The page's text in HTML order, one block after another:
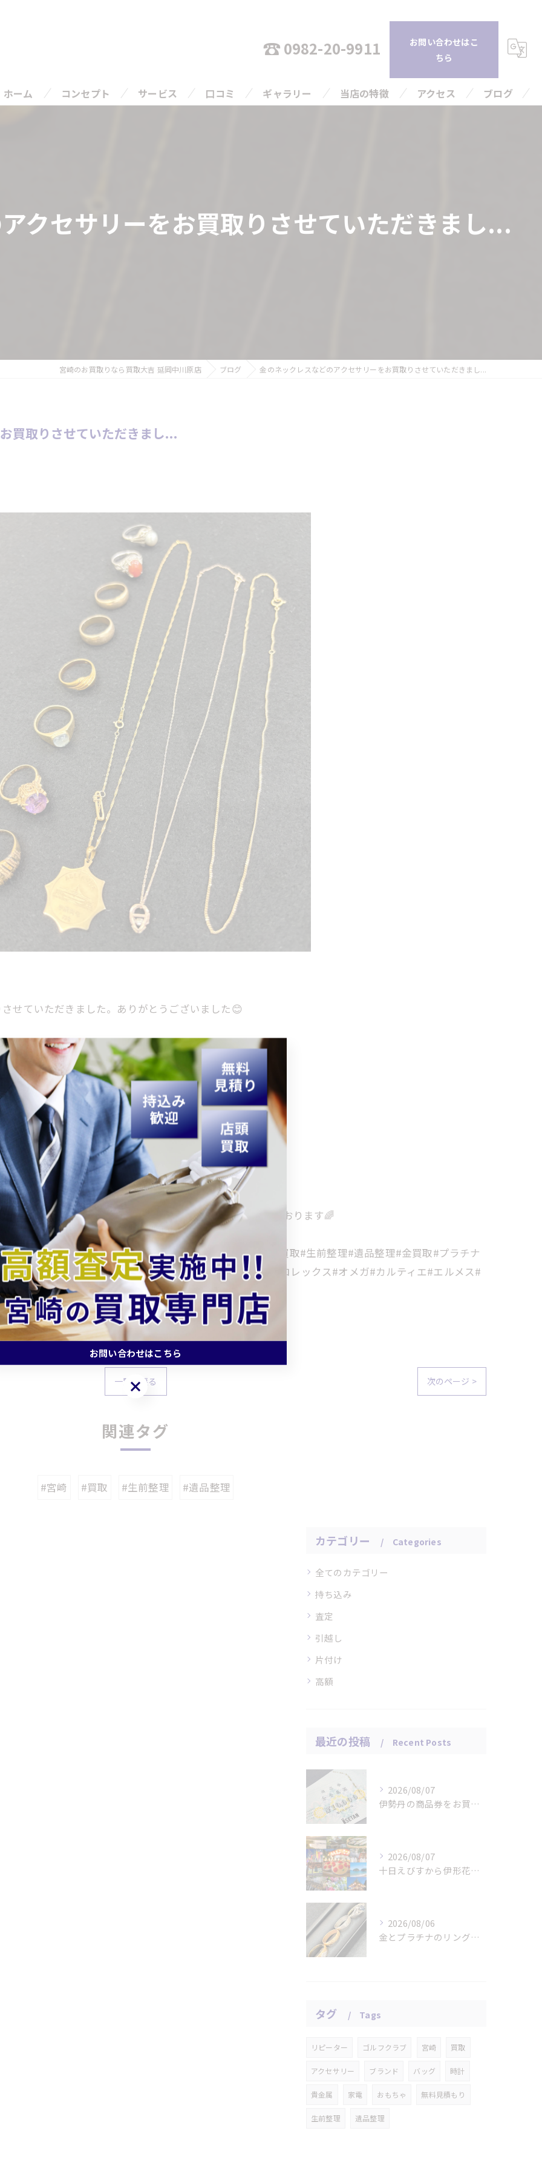
0982-20-9911
お問い合わせはこ
ちら
ホーム コンセプト サービス 口コミ ギャラリー 当店の特徴
片付け
アクセス ブログ
クセサリーをお買取りさせていただきまし...
宮崎のお買取りなら買取大吉 延岡中川原店 ブログ 金のネックレスなどのアクセサリーをお買取りさせていただきまし...
買取りさせていただきまし...
せていただきました。ありがとうございました😊
などを強化買取中です💎👜⌚
さい👐
ぞ♬
査定を目指しています。皆様のご来店を心よりお待ちしております🌈
#高価買取#買取専門店#買取店#無料査定#出張買取#現金買取#生前整理#遺品整理#金買取#プラチナ
買取#ジュエリー買取#アクセサリー買取#記念硬貨買取#ロレックス#オメガ#カルティエ#エルメス#
一覧に戻る 次のページ >
関連タグ
#宮崎 #買取 #生前整理 #遺品整理
カテゴリー Categories
全てのカテゴリー
持ち込み
査定
引越し
片付け
高額
最近の投稿 Recent Posts
2026/08/07
伊勢丹の商品券をお買取りさせていただきました。
2026/08/07
十日えびすから伊形花笠踊りへ、延岡の年中行事
2026/08/06
金とプラチナのリングをお買取りさせていただきました。
タグ Tags
リピーター ゴルフクラブ 宮崎 買取
アクセサリー ブランド バッグ 時計
貴金属 家電 おもちゃ 無料見積もり
生前整理 遺品整理
お問い合わせはこちら
お問い合わせはこちら